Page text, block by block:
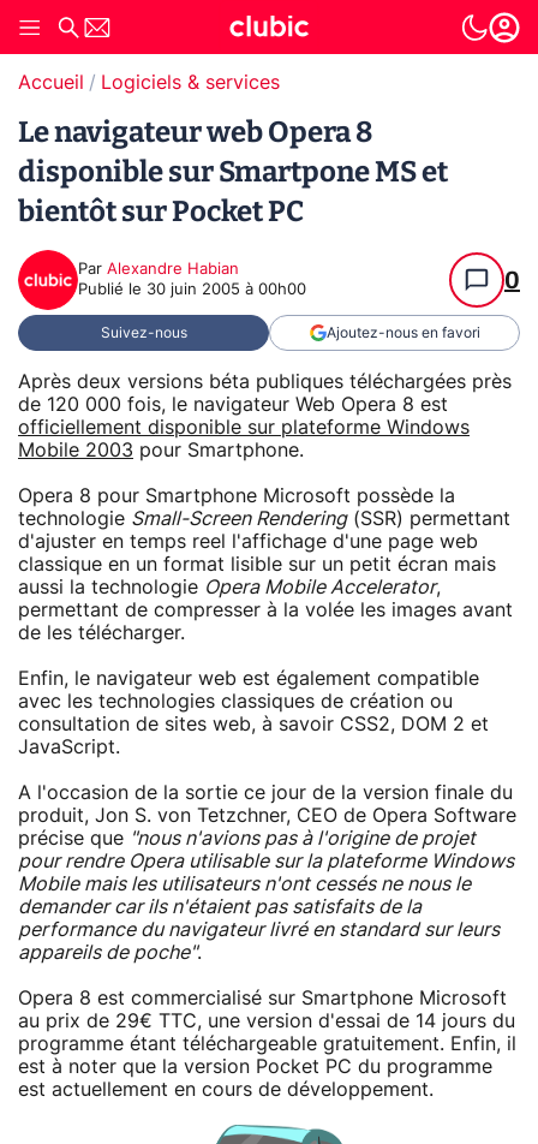
Accueil Logiciels & services
Le navigateur web Opera 8
disponible sur Smartpone MS et
bientôt sur Pocket PC
Par Alexandre Habian
Publié le 30 juin 2005 à 00h00 0
Suivez-nous Ajoutez-nous en favori
Après deux versions béta publiques téléchargées près
de 120 000 fois, le navigateur Web Opera 8 est
officiellement disponible sur plateforme Windows
Mobile 2003 pour Smartphone.
Opera 8 pour Smartphone Microsoft possède la
technologie Small-Screen Rendering(SSR) permettant
d'ajuster en temps reel l'affichage d'une page web
classique en un format lisible sur un petit écran mais
aussi la technologie Opera Mobile Accelerator,
permettant de compresser à la volée les images avant
de les télécharger.
Enfin, le navigateur web est également compatible
avec les technologies classiques de création ou
consultation de sites web, à savoir CSS2, DOM 2 et
JavaScript.
A l'occasion de la sortie ce jour de la version finale du
produit, Jon S. von Tetzchner, CEO de Opera Software
précise que "nous n'avions pas à l'origine de projet
pour rendre Opera utilisable sur la plateforme Windows
Mobile mais les utilisateurs n'ont cessés ne nous le
demander car ils n'étaient pas satisfaits de la
performance du navigateur livré en standard sur leurs
appareils de poche".
Opera 8 est commercialisé sur Smartphone Microsoft
au prix de 29€ TTC, une version d'essai de 14 jours du
programme étant téléchargeable gratuitement. Enfin, il
est à noter que la version Pocket PC du programme
est actuellement en cours de développement.